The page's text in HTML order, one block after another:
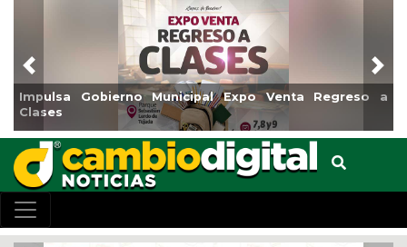
Reabrirá Coatzacoalcos la Alberca Semiolímpica Zona
Centro
Previous